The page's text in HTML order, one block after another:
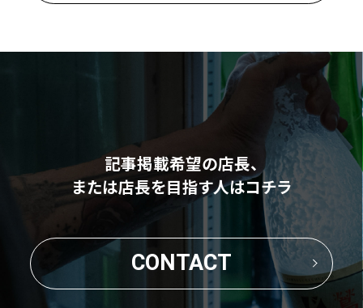
記事掲載希望の店長、
または店長を目指す人はコチラ
CONTACT